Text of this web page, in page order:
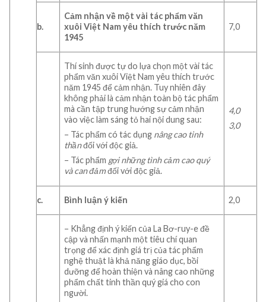
b.
Cảm nhận về một vài tác phẩm văn
xuôi Việt Nam yêu thích trước năm
1945
7,0
Thí sinh được tự do lựa chọn một vài tác
phẩm văn xuôi Việt Nam yêu thích trước
năm 1945 để cảm nhận. Tuy nhiên đây
không phải là cảm nhận toàn bộ tác phẩm
mà cần tập trung hướng sự cảm nhận
vào việc làm sáng tỏ hai nội dung sau:
– Tác phẩm có tác dụng nâng cao tinh
thầnđối với độc giả.
– Tác phẩm gợi những tình cảm cao quý
và can đảmđối với độc giả.
4,0
3,0
c. Bình luận ý kiến 2,0
– Khẳng định ý kiến của La Bơ-ruy-e đề
cập và nhấn mạnh một tiêu chí quan
trọng để xác định giá trị của tác phẩm
nghệ thuật là khả năng giáo dục, bồi
dưỡng để hoàn thiện và nâng cao những
phẩm chất tinh thần quý giá cho con
người.